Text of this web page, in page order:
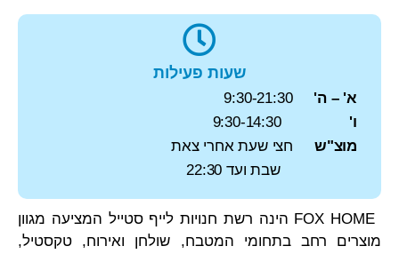
שעות פעילות
א' – ה'9:30-21:30
ו'
9:30-14:30
מוצ"ש חצי שעת אחרי צאת
שבת ועד 22:30
FOX HOME הינה רשת חנויות לייף סטייל המציעה מגוון
מוצרים רחב בתחומי המטבח, שולחן ואירוח, טקסטיל,